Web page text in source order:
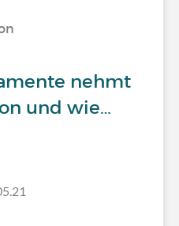
nehmt
und wie…